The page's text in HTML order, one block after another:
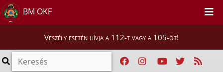
BM OKF
Veszély esetén hívja a 112-t vagy a 105-öt!